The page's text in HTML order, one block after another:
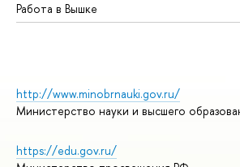
Работа в Вышке
http://www.minobrnauki.gov.ru/
Министерство науки и высшего
https://edu.gov.ru/